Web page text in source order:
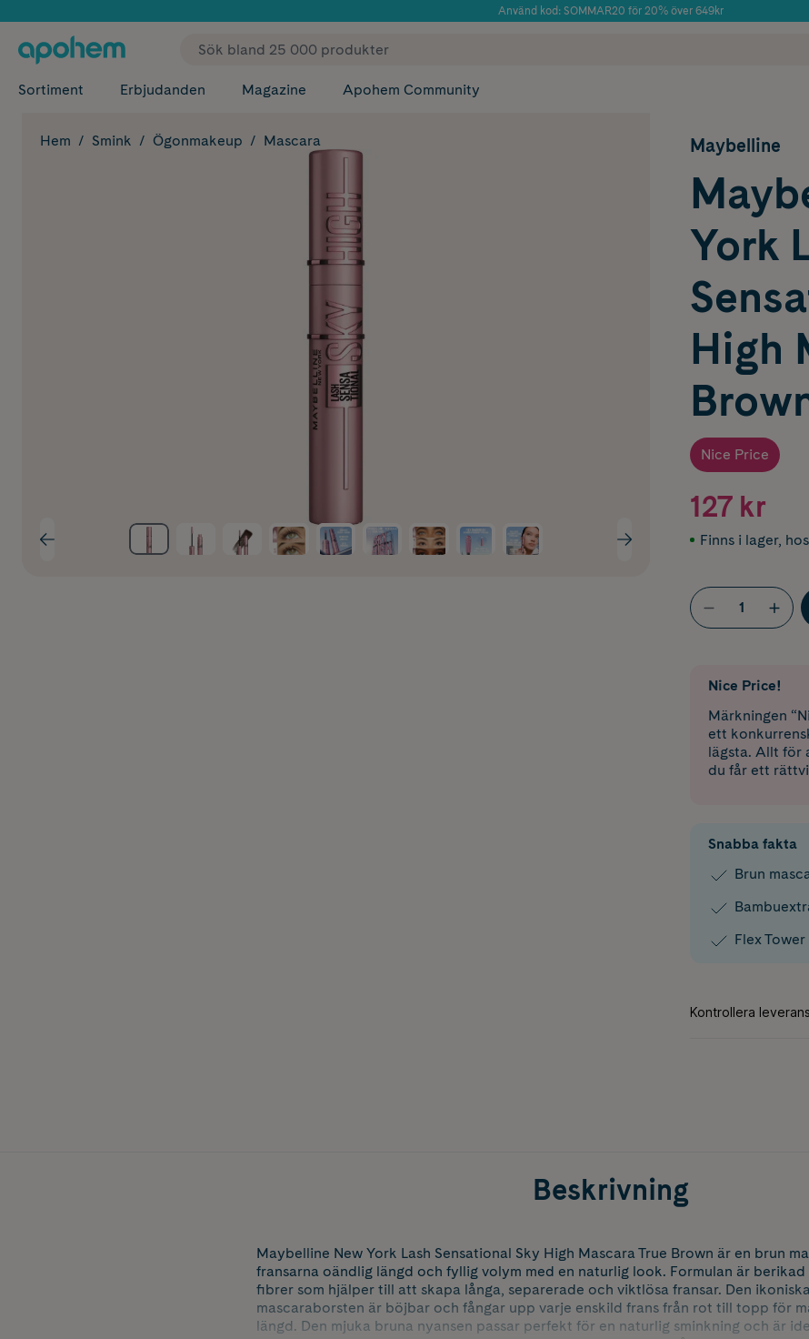
Använd kod: SOMMAR20 för 20% över 649kr
Sortiment Erbjudanden Magazine Apohem Community
Hem Smink Ögonmakeup Mascara Maybelline
York
High
Nice Price
127 kr
Finns i lager,
Nice Price!
Märkningen
ett
lägsta. Allt för
du får ett
Snabba fakta
Brun
Flex
Beskrivning
Maybelline New York Lash Sensational Sky High Mascara True Brown är en brun
fransarna oändlig längd och fyllig volym med en naturlig look. Formulan är
fibrer som hjälper till att skapa långa, separerade och viktlösa fransar. Den
mascaraborsten är böjbar och fångar upp varje enskild frans från rot till topp för
längd. Den mjuka bruna nyansen passar perfekt för en naturlig sminkning och är